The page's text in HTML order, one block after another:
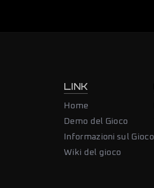
LINK
Home
Demo del Gioco
Informazioni sul Gioco
Wiki del gioco